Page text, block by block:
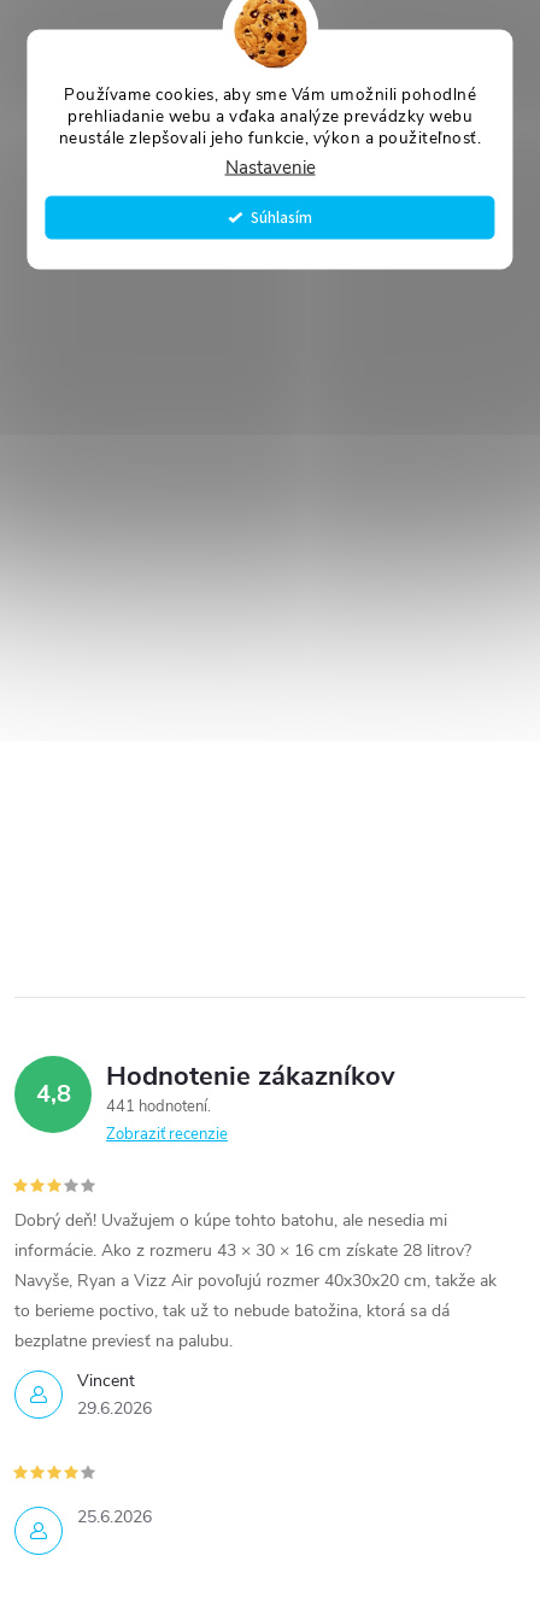
Používame cookies, aby sme Vám umožnili pohodlné
prehliadanie webu a vďaka analýze prevádzky webu
neustále zlepšovali jeho funkcie, výkon a použiteľnosť.
Nastavenie
Súhlasím
4,8 Hodnotenie zákazníkov
441 hodnotení
Zobraziť recenzie
Vincent
29.6.2026
Dobrý deň! Uvažujem o kúpe tohto batohu, ale nesedia mi
informácie. Ako z rozmeru 43 × 30 × 16 cm získate 28 litrov?
Navyše, Ryan a Vizz Air povoľujú rozmer 40x30x20 cm, takže ak
to berieme poctivo, tak už to nebude batožina, ktorá sa dá
bezplatne previesť na palubu.
25.6.2026